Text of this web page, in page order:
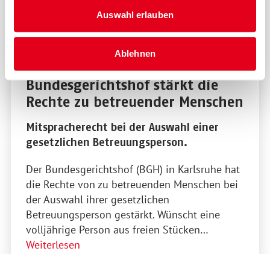
Auswahl erlauben
Ablehnen
Mittwoch, 28. Februar 2024
Bundesgerichtshof stärkt die
Rechte zu betreuender Menschen
Mitspracherecht bei der Auswahl einer
gesetzlichen Betreuungsperson.
Der Bundesgerichtshof (BGH) in Karlsruhe hat
die Rechte von zu betreuenden Menschen bei
der Auswahl ihrer gesetzlichen
Betreuungsperson gestärkt. Wünscht eine
volljährige Person aus freien Stücken…
Weiterlesen